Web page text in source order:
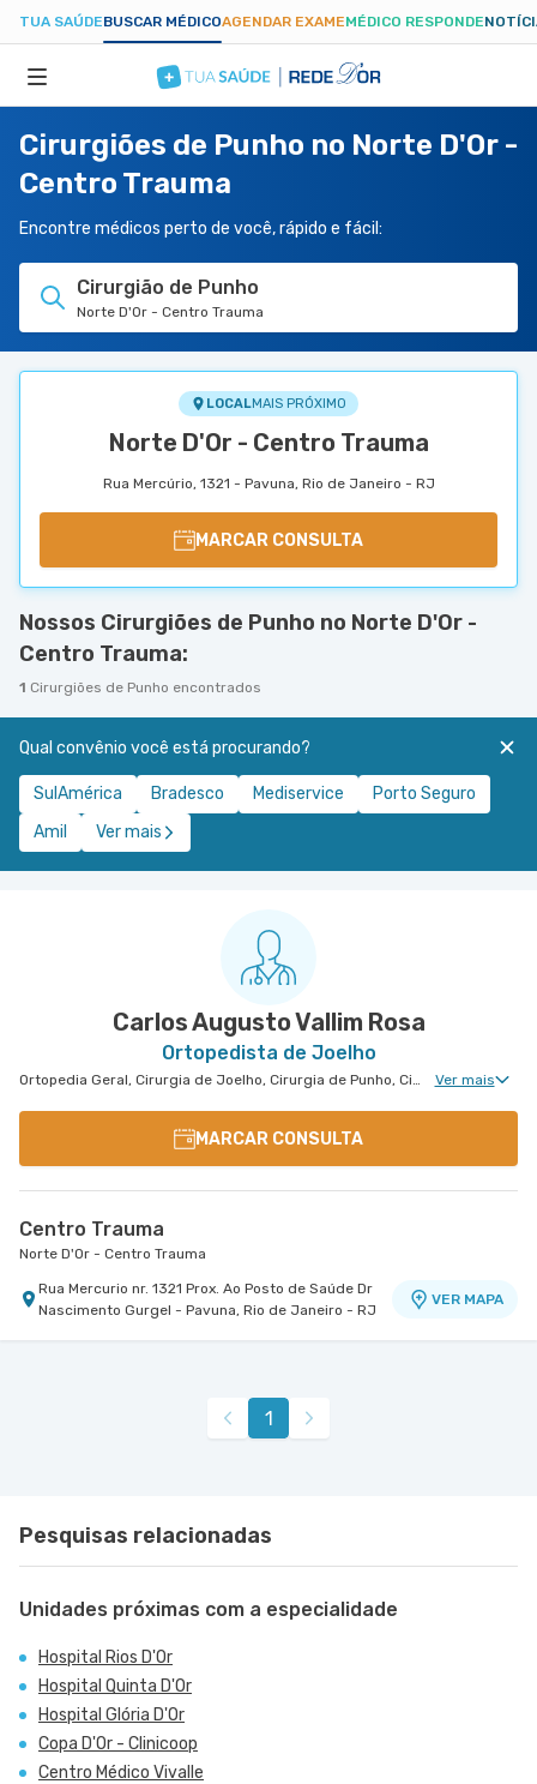
TUA SAÚDEBUSCAR MÉDICOAGENDAR EXAMEMÉDICO RESPONDE
ESPECIALIDADES
HOSPITAIS
TUASAUDE.COM
Cirurgiões de Punho no Norte D'Or -
Centro Trauma
Encontre médicos perto de você, rápido e fácil:
Cirurgião de Punho
Norte D'Or - Centro Trauma
LOCALMAIS PRÓXIMO
Norte D'Or - Centro Trauma
Rua Mercúrio, 1321 - Pavuna, Rio de Janeiro - RJ
MARCAR CONSULTA
Nossos Cirurgiões de Punho no Norte D'Or -
Centro Trauma:
1 Cirurgiões de Punho encontrados
Qual convênio você está procurando?
SulAmérica Bradesco Mediservice
Porto Seguro
Amil
Ver mais
Carlos Augusto Vallim Rosa
Ortopedista de Joelho
Ortopedia Geral, Cirurgia de Joelho, Cirurgia de Punho, Cirurgia de Cotovelo, Cirurgia de Quadril, Cirurgia de Pé e Tornozelo, Cirurgia de Mão Ver mais
MARCAR CONSULTA
Centro Trauma
Norte D'Or - Centro Trauma
Rua Mercurio nr. 1321 Prox. Ao Posto de Saúde Dr
Nascimento Gurgel - Pavuna, Rio de Janeiro - RJ
VER MAPA
1
Pesquisas relacionadas
Unidades próximas com a especialidade
Hospital Rios D'Or
Hospital Quinta D'Or
Hospital Glória D'Or
Copa D'Or - Clinicoop
Centro Médico Vivalle